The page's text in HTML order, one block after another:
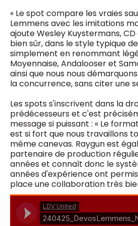
« Le spot compare les vraies
Lemmens avec les imitations
ajoute Wesley Kuystermans, CD
bien sûr, dans le style typique
simplement en renommant
Moyennaise, Andalooser et
ainsi que nous nous
la concurrence, sans citer une
Les spots s'inscrivent dans la
prédécesseurs et c'est
message si puissant : « Le
est si fort que nous travaillons
même canevas. Raygun est
partenaire de production
années et connaît donc le
années d'expérience ont
place une collaboration très